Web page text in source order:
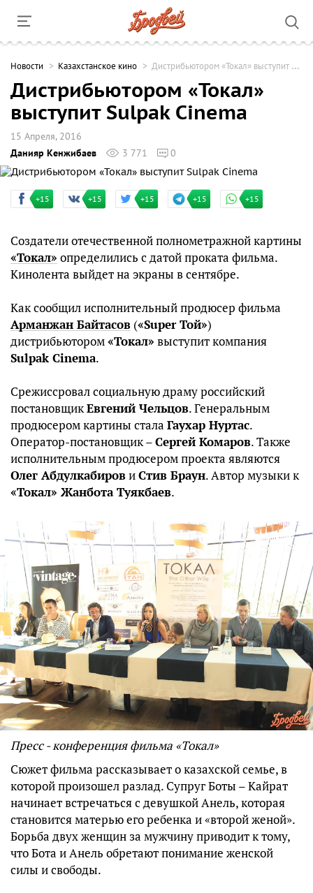
Новости Казахстанское кино Дистрибьютором «Токал» выступит Sulpak Cinema
Дистрибьютором «Токал»
выступит Sulpak Cinema
15 Апреля, 2016
Данияр Кенжибаев
3 771 0
+15 +15 +15 +15 +15
Создатели отечественной полнометражной картины
«Токал» определились с датой проката фильма.
Кинолента выйдет на экраны в сентябре.
Как сообщил исполнительный продюсер фильма
Арманжан Байтасов («Super Той»)
дистрибьютором«Токал» выступит компания
Sulpak Cinema.
Срежиссровал социальную драму российский
постановщикЕвгений Чельцов. Генеральным
продюсером картины стала Гаухар Нуртас.
Оператор-постановщик –Сергей Комаров. Также
исполнительным продюсером проекта являются
Олег АбдулкабировиСтив Браун. Автор музыки к
«Токал» Жанбота Туякбаев.
Пресс - конференция фильма «Токал»
Сюжет фильма рассказывает о казахской семье, в
которой произошел разлад. Супруг Боты – Кайрат
начинает встречаться с девушкой Анель, которая
становится матерью его ребенка и «второй женой».
Борьба двух женщин за мужчину приводит к тому,
что Бота и Анель обретают понимание женской
силы и свободы.